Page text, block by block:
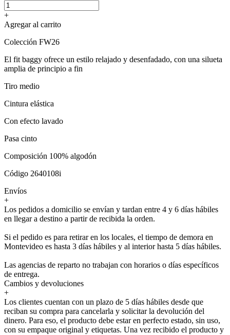
+
Agregar al carrito
Colección FW26
El fit baggy ofrece un estilo relajado y desenfadado, con una silueta
amplia de principio a fin
Tiro medio
Cintura elástica
Con efecto lavado
Pasa cinto
Composición 100% algodón
Código 2640108i
Envíos
+
Los pedidos a domicilio se envían y tardan entre 4 y 6 días hábiles
en llegar a destino a partir de recibida la orden.
Si el pedido es para retirar en los locales, el tiempo de demora en
Montevideo es hasta 3 días hábiles y al interior hasta 5 días hábiles.
Las agencias de reparto no trabajan con horarios o días específicos
de entrega.
Cambios y devoluciones
+
Los clientes cuentan con un plazo de 5 días hábiles desde que
reciban su compra para cancelarla y solicitar la devolución del
dinero. Para eso, el producto debe estar en perfecto estado, sin uso,
con su empaque original y etiquetas. Una vez recibido el producto y